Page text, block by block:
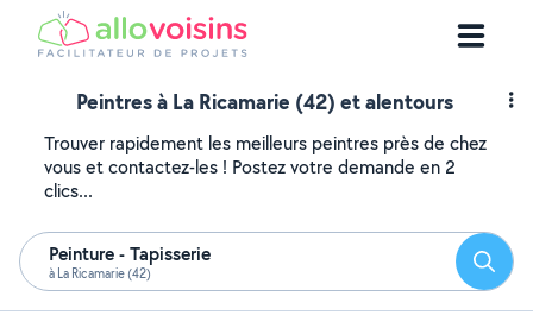
Peintres à La Ricamarie (42) et alentours
Trouver rapidement les meilleurs peintres près de chez
vous et contactez-les ! Postez votre demande en 2
clics...
Peinture - Tapisserie
à La Ricamarie (42)